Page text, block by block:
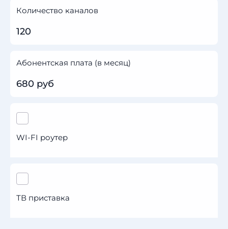
Количество каналов
120
Абонентская плата (в месяц)
680 руб
WI-FI роутер
ТВ приставка